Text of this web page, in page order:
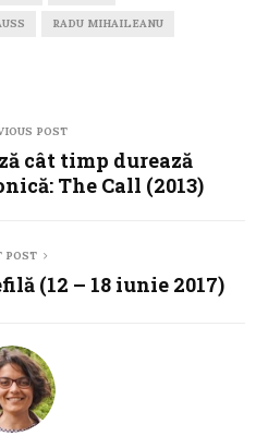
RADU MIHAILEANU
POST
cât timp durează
The Call (2013)
POST
(12 – 18 iunie 2017)